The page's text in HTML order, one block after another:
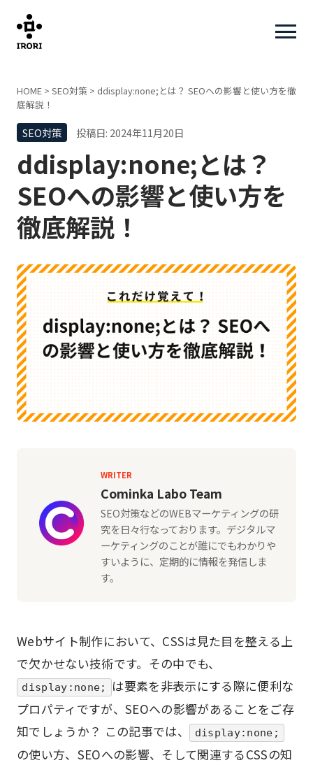
HOME > SEO対策 > ddisplay:none;とは？ SEOへの影響と使い方を徹
底解説！
SEO対策 投稿日: 2024年11月20日
ddisplay:none;とは？
SEOへの影響と使い方を
徹底解説！
WRITER
Cominka Labo Team
SEO対策などのWEBマーケティングの研
究を日々行なっております。デジタルマ
ーケティングのことが誰にでもわかりや
すいように、定期的に情報を発信しま
す。
Webサイト制作において、CSSは見た目を整える上
で欠かせない技術です。その中でも、
display:none;
は要素を非表示にする際に便利な
プロパティですが、SEOへの影響があることをご存
知でしょうか？ この記事では、 display:none;
の使い方、SEOへの影響、そして関連するCSSの知